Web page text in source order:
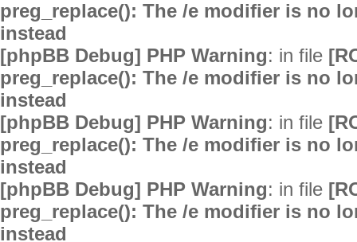
preg_replace(): The /e modifier is no
instead
[phpBB Debug] PHP Warning: in file
preg_replace(): The /e modifier is no
instead
[phpBB Debug] PHP Warning: in file
preg_replace(): The /e modifier is no
instead
[phpBB Debug] PHP Warning: in file
preg_replace(): The /e modifier is no
instead